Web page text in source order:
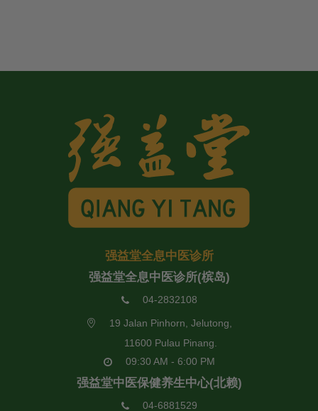
强益堂全息中医诊所
强益堂全息中医诊所(槟岛)
04-2832108
19 Jalan Pinhorn, Jelutong,
11600 Pulau Pinang.
09:30 AM - 6:00 PM
强益堂中医保健养生中心(北赖)
04-6881529